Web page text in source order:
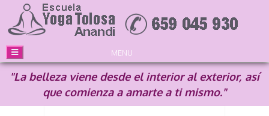
MENU
YOGATOLOSA Cursos, Formaciones, Conferencias, Retiros,
Seminarios...Yoga, Meditación, Psicología Positiva, Inteligencia
Emocional...
"La belleza viene desde el interior al exterior, así
que comienza a amarte a ti mismo."